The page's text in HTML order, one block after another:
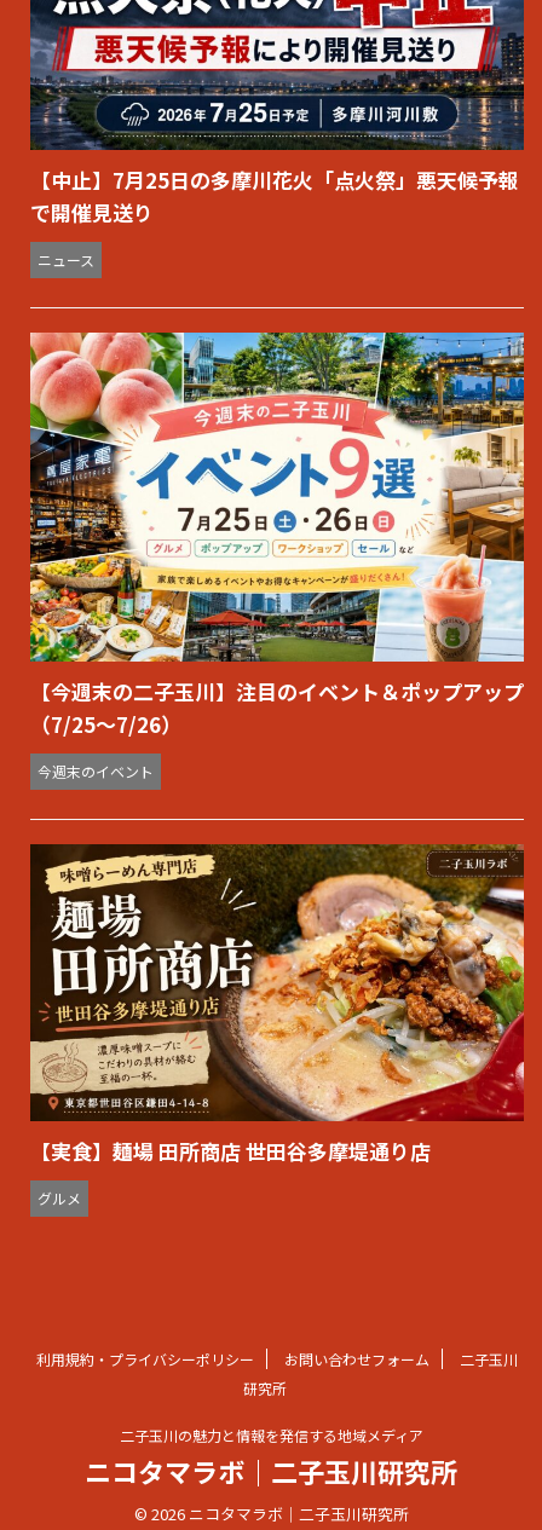
【中止】7月25日の多摩川花火「点火祭」悪天候予報
で開催見送り
ニュース
【今週末の二子玉川】注目のイベント＆ポップアップ
（7/25〜7/26）
今週末のイベント
【実食】麺場 田所商店 世田谷多摩堤通り店
グルメ
利用規約・プライバシーポリシー お問い合わせフォーム
二子玉川
研究所
二子玉川の魅力と情報を発信する地域メディア
ニコタマラボ｜二子玉川研究所
© 2026 ニコタマラボ｜二子玉川研究所